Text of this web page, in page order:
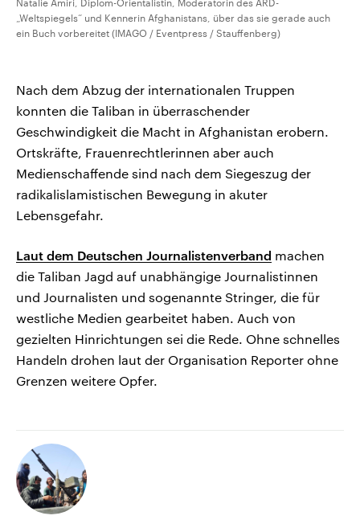
Natalie Amiri, Diplom-Orientalistin, Moderatorin des ARD-
„Weltspiegels“ und Kennerin Afghanistans, über das sie gerade auch
ein Buch vorbereitet (IMAGO / Eventpress / Stauffenberg)
Nach dem Abzug der internationalen Truppen
konnten die Taliban in überraschender
Geschwindigkeit die Macht in Afghanistan erobern.
Ortskräfte, Frauenrechtlerinnen aber auch
Medienschaffende sind nach dem Siegeszug der
radikalislamistischen Bewegung in akuter
Lebensgefahr.
Laut dem Deutschen Journalistenverband machen
die Taliban Jagd auf unabhängige Journalistinnen
und Journalisten und sogenannte Stringer, die für
westliche Medien gearbeitet haben. Auch von
gezielten Hinrichtungen sei die Rede. Ohne schnelles
Handeln drohen laut der Organisation Reporter ohne
Grenzen weitere Opfer.